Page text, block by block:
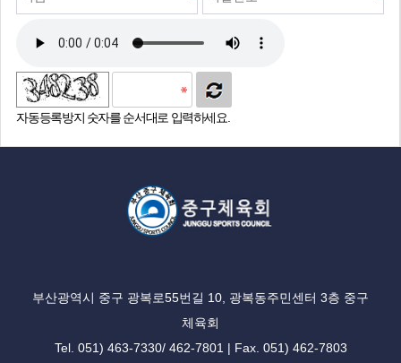
자동등록방지 숫자를 순서대로 입력하세요.
부산광역시 중구 광복로55번길 10, 광복동주민센터 3층 중구
체육회
Tel. 051) 463-7330/ 462-7801 | Fax. 051) 462-7803